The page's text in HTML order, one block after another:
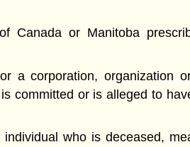
Canada or Manitoba
a corporation, organization
committed or is alleged to
who is deceased,